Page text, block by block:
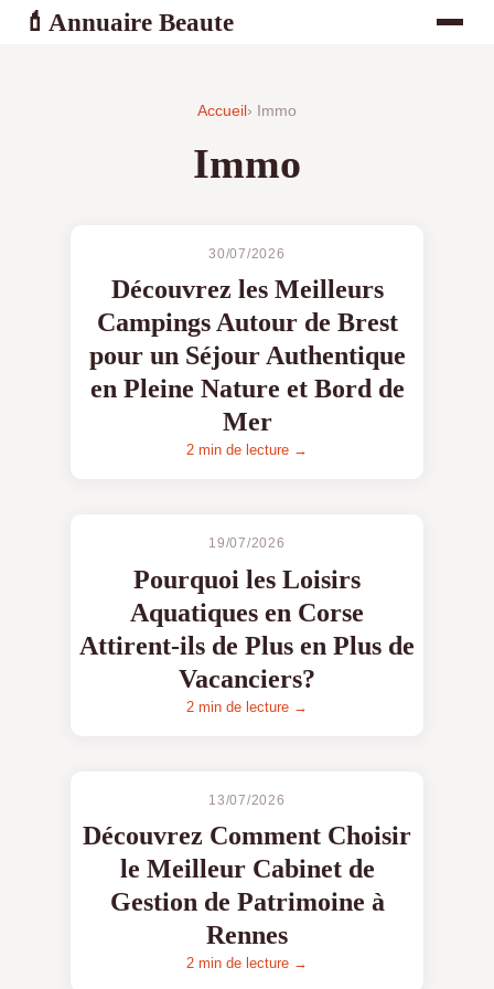
💄 Annuaire Beaute
Accueil › Immo
Immo
30/07/2026
Découvrez les Meilleurs
Campings Autour de Brest
pour un Séjour Authentique
en Pleine Nature et Bord de
Mer
2 min de lecture →
19/07/2026
Pourquoi les Loisirs
Aquatiques en Corse
Attirent-ils de Plus en Plus de
Vacanciers?
2 min de lecture →
13/07/2026
Découvrez Comment Choisir
le Meilleur Cabinet de
Gestion de Patrimoine à
Rennes
2 min de lecture →